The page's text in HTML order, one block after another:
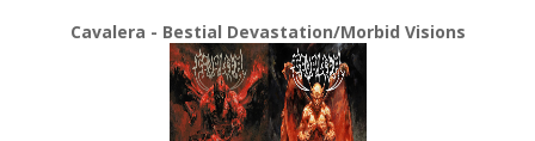
Cavalera - Bestial Devastation/Morbid Visions